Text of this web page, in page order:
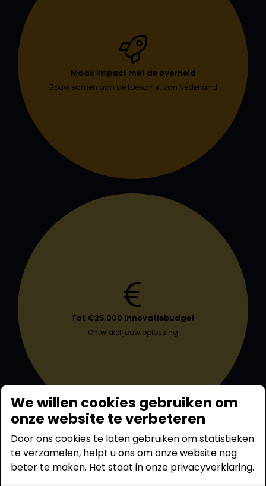
Maak impact met de overheid
Bouw samen aan de toekomst van Nederland
Tot €25.000 innovatiebudget
Ontwikkel jouw oplossing
We willen cookies gebruiken om
onze website te verbeteren
Door ons cookies te laten gebruiken om statistieken
te verzamelen, helpt u ons om onze website nog
beter te maken. Het staat in onze privacyverklaring.